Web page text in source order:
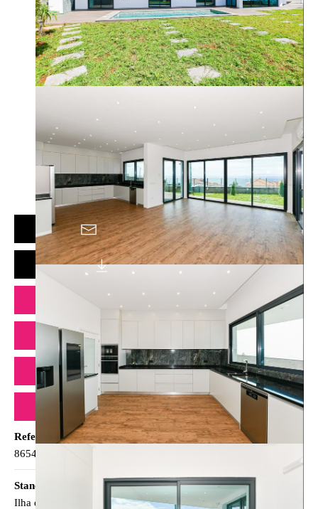
JOÃO ANDRADE
info@pinkrealestate.pt
(+351) 291 759 177
MEHR INFO ANFORDERN
PDF RUNTERLADEN
EIGENSCHAFTEN
STANDORT
Referenz
8654
Standort
Ilha da Madeira, Machico, Água de Pena